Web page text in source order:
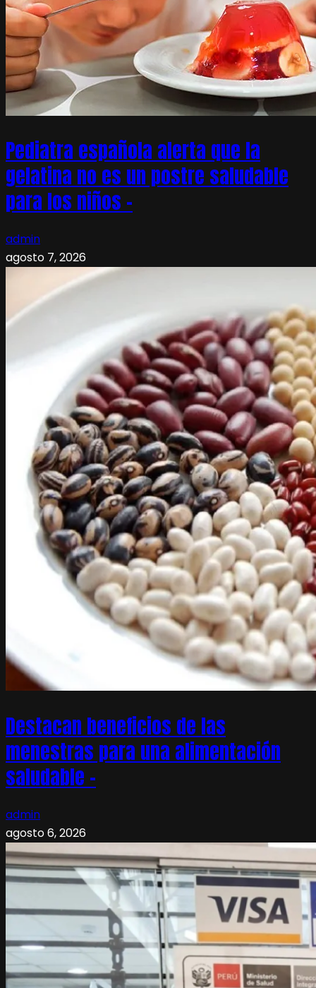
Pediatra española alerta que la
gelatina no es un postre saludable
para los niños –
admin
agosto 7, 2026
Destacan beneficios de las
menestras para una alimentación
saludable –
admin
agosto 6, 2026